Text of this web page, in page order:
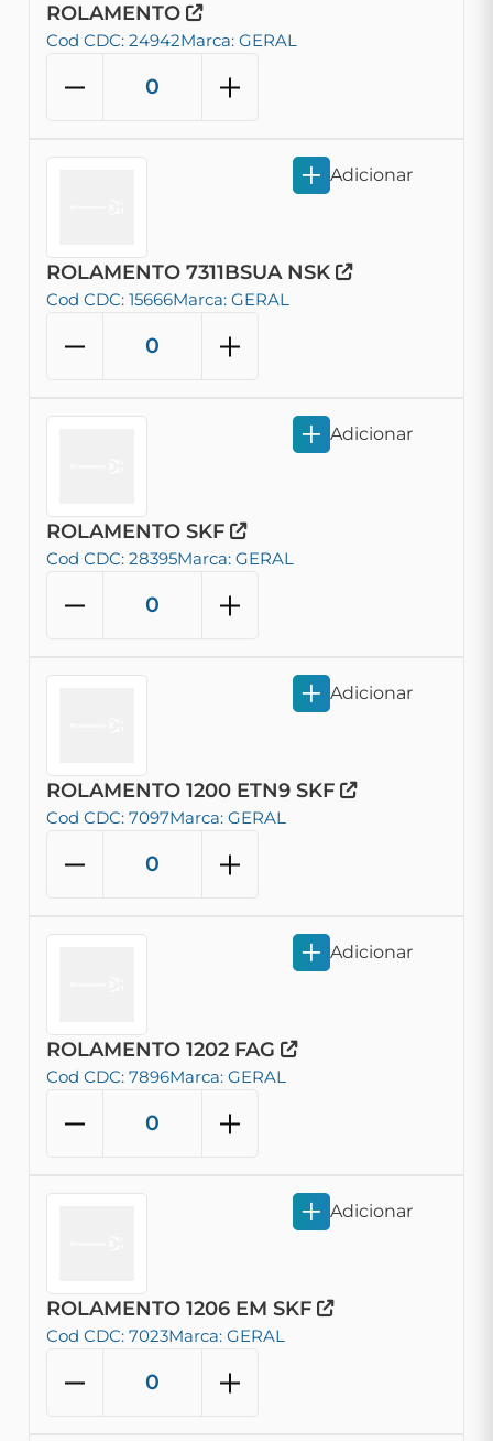
ROLAMENTO
Cod CDC: 24942Marca: GERAL
ROLAMENTO 7311BSUA NSK
Cod CDC: 15666Marca: GERAL
Adicionar
ROLAMENTO SKF
Cod CDC: 28395Marca: GERAL
Adicionar
ROLAMENTO 1200 ETN9 SKF
Cod CDC: 7097Marca: GERAL
Adicionar
ROLAMENTO 1202 FAG
Cod CDC: 7896Marca: GERAL
Adicionar
ROLAMENTO 1206 EM SKF
Cod CDC: 7023Marca: GERAL
Adicionar